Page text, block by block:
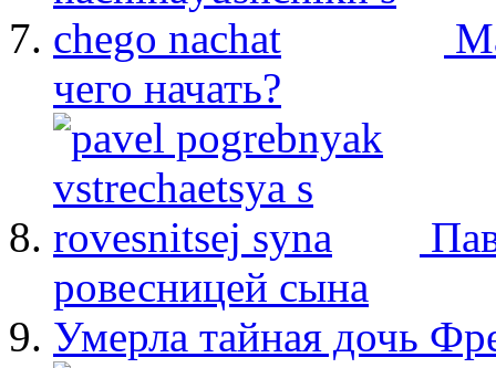
чего начать?
ровесницей сына
Умерла тайная дочь